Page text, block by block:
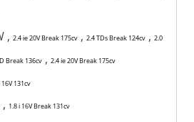
, 2.4 ie 20V Break 175cv , 2.4 TDs Break 124cv , 2.0
Break 136cv , 2.4 ie 20V Break 175cv
16V 131cv
1.8 i 16V Break 131cv